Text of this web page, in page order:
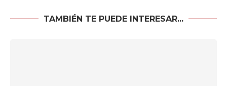
TAMBIÉN TE PUEDE INTERESAR...